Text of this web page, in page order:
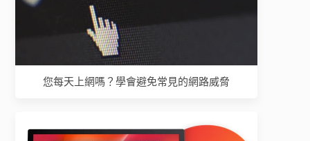
您每天上網嗎？學會避免常見的網路威脅